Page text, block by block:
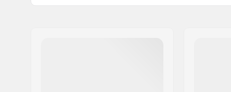
Empattement:
14.5"